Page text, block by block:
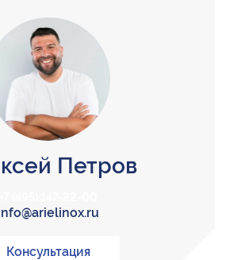
Петров
Консультация